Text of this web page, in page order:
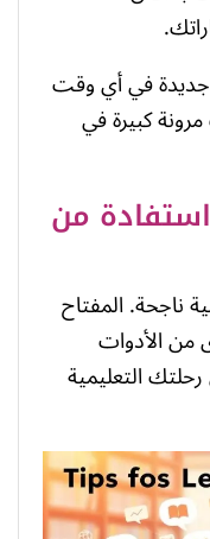
جديدة في أي وقت
كبيرة في
من
ناجحة. المفتاح
من الأدوات
التعليمية